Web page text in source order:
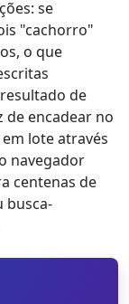
se
"cachorro"
o que
de
de encadear no
lote através
navegador
centenas de
busca-